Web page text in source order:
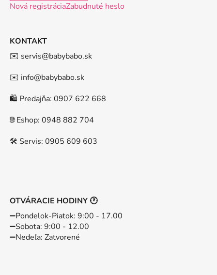
Nová registráciaZabudnuté heslo
KONTAKT
✉️ servis@babybabo.sk
✉️ info@babybabo.sk
🛍️ Predajňa: 0907 622 668
🌐 Eshop: 0948 882 704
🛠️ Servis: 0905 609 603
OTVÁRACIE HODINY 🕐
➖️Pondelok-Piatok: 9:00 - 17.00
➖️Sobota: 9:00 - 12.00
➖️Nedeľa: Zatvorené